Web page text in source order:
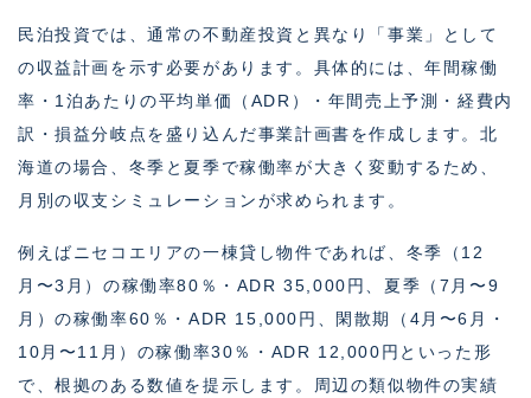
民泊投資では、通常の不動産投資と異なり「事業」として
の収益計画を示す必要があります。具体的には、年間稼働
率・1泊あたりの平均単価（ADR）・年間売上予測・経費内
訳・損益分岐点を盛り込んだ事業計画書を作成します。北
海道の場合、冬季と夏季で稼働率が大きく変動するため、
月別の収支シミュレーションが求められます。
例えばニセコエリアの一棟貸し物件であれば、冬季（12
月〜3月）の稼働率80％・ADR 35,000円、夏季（7月〜9
月）の稼働率60％・ADR 15,000円、閑散期（4月〜6月・
10月〜11月）の稼働率30％・ADR 12,000円といった形
で、根拠のある数値を提示します。周辺の類似物件の実績